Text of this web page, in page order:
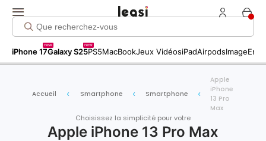
iPhone 17
new
Galaxy S25
new
PS5MacBookJeux VidéosiPadAirpodsImage
Accueil Smartphone Smartphone
Apple
iPhone
13 Pro
Max
Choisissez la simplicité pour votre
Apple iPhone 13 Pro Max